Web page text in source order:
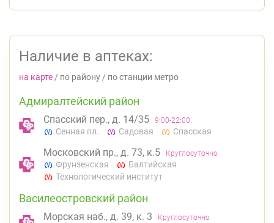
Наличие в аптеках:
на карте / по району / по станции метро
Адмиралтейский район
Спасский пер., д. 14/35 9:00-22:00
Сенная пл. Садовая Спасская
Московский пр., д. 73, к.5 Круглосуточно
Фрунзенская
Балтийская
Технологический институт
Василеостровский район
Морская наб., д. 39, к. 3 Круглосуточно